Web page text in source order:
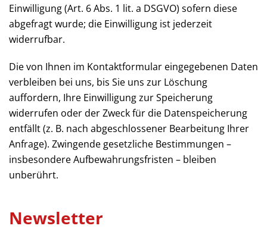
Einwilligung (Art. 6 Abs. 1 lit. a DSGVO) sofern diese
abgefragt wurde; die Einwilligung ist jederzeit
widerrufbar.
Die von Ihnen im Kontaktformular eingegebenen Daten
verbleiben bei uns, bis Sie uns zur Löschung
auffordern, Ihre Einwilligung zur Speicherung
widerrufen oder der Zweck für die Datenspeicherung
entfällt (z. B. nach abgeschlossener Bearbeitung Ihrer
Anfrage). Zwingende gesetzliche Bestimmungen –
insbesondere Aufbewahrungsfristen – bleiben
unberührt.
Newsletter